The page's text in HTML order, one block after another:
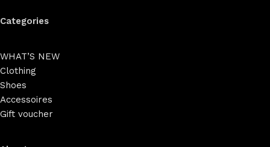
Categories
WHAT’S NEW
Clothing
Shoes
Accessoires
Gift voucher